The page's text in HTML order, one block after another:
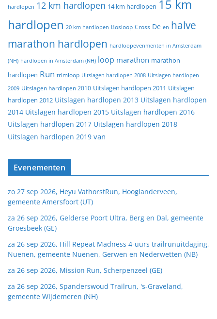
hardlopen 12 km hardlopen 14 km hardlopen 15 km
hardlopen 20 km hardlopen Bosloop Cross De en halve
marathon hardlopen hardloopevenmenten in Amsterdam
(NH) hardlopen in Amsterdam (NH) loop marathon marathon
hardlopen Run trimloop Uitslagen hardlopen 2008 Uitslagen hardlopen
2009 Uitslagen hardlopen 2010 Uitslagen hardlopen 2011 Uitslagen
hardlopen 2012 Uitslagen hardlopen 2013 Uitslagen hardlopen
2014 Uitslagen hardlopen 2015 Uitslagen hardlopen 2016
Uitslagen hardlopen 2017 Uitslagen hardlopen 2018
Uitslagen hardlopen 2019 van
Evenementen
zo 27 sep 2026, Heyu VathorstRun, Hooglanderveen,
gemeente Amersfoort (UT)
za 26 sep 2026, Gelderse Poort Ultra, Berg en Dal, gemeente
Groesbeek (GE)
za 26 sep 2026, Hill Repeat Madness 4-uurs trailrunuitdaging,
Nuenen, gemeente Nuenen, Gerwen en Nederwetten (NB)
za 26 sep 2026, Mission Run, Scherpenzeel (GE)
za 26 sep 2026, Spanderswoud Trailrun, 's-Graveland,
gemeente Wijdemeren (NH)